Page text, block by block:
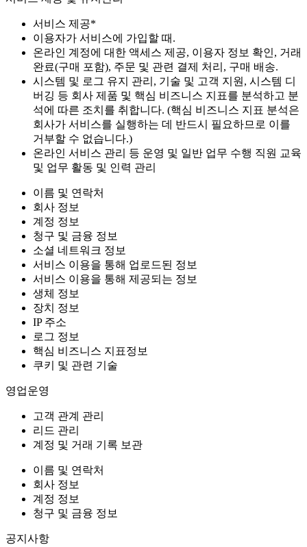
서비스 제공*
이용자가 서비스에 가입할 때.
온라인 계정에 대한 액세스 제공, 이용자 정보 확인, 거래
완료(구매 포함), 주문 및 관련 결제 처리, 구매 배송.
시스템 및 로그 유지 관리, 기술 및 고객 지원, 시스템 디
버깅 등 회사 제품 및 핵심 비즈니스 지표를 분석하고 분
석에 따른 조치를 취합니다. (핵심 비즈니스 지표 분석은
회사가 서비스를 실행하는 데 반드시 필요하므로 이를
거부할 수 없습니다.)
온라인 서비스 관리 등 운영 및 일반 업무 수행 직원 교육
및 업무 활동 및 인력 관리
이름 및 연락처
회사 정보
계정 정보
청구 및 금융 정보
소셜 네트워크 정보
서비스 이용을 통해 업로드된 정보
서비스 이용을 통해 제공되는 정보
생체 정보
장치 정보
IP 주소
로그 정보
핵심 비즈니스 지표정보
쿠키 및 관련 기술
영업운영
고객 관계 관리
리드 관리
계정 및 거래 기록 보관
이름 및 연락처
회사 정보
계정 정보
청구 및 금융 정보
공지사항